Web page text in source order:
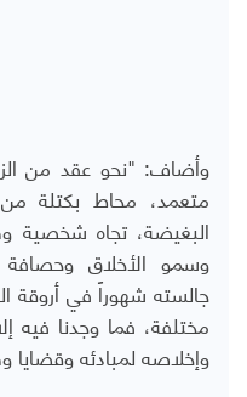
وأضاف: "نحو عقد من
متعمد، محاط بكتلة من
البغيضة، تجاه شخصية
وسمو الأخلاق
جالسته شهوراً في أروقة
مختلفة، فما وجدنا فيه
وإخلاصه لمبادئه وقضايا